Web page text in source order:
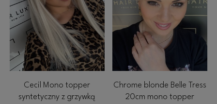
Cecil Mono topper
syntetyczny z grzywką
Chrome blonde Belle Tress
20cm mono topper